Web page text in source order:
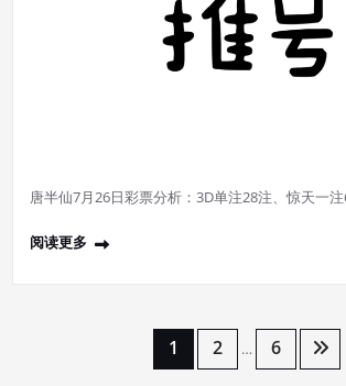
唐半仙7月26日彩票分析：3D单注28注、惊天一
阅读更多
1 2 … 6